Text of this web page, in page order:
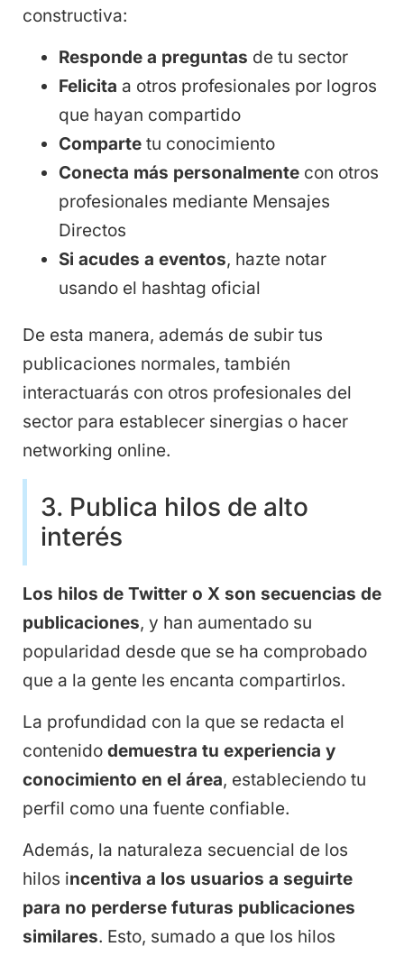
constructiva:
Responde a preguntas de tu sector
Felicita a otros profesionales por logros
que hayan compartido
Comparte tu conocimiento
Conecta más personalmente con otros
profesionales mediante Mensajes
Directos
Si acudes a eventos, hazte notar
usando el hashtag oficial
De esta manera, además de subir tus
publicaciones normales, también
interactuarás con otros profesionales del
sector para establecer sinergias o hacer
networking online.
3. Publica hilos de alto
interés
Los hilos de Twitter o X son secuencias de
publicaciones, y han aumentado su
popularidad desde que se ha comprobado
que a la gente les encanta compartirlos.
La profundidad con la que se redacta el
contenido demuestra tu experiencia y
conocimiento en el área, estableciendo tu
perfil como una fuente confiable.
Además, la naturaleza secuencial de los
hilos incentiva a los usuarios a seguirte
para no perderse futuras publicaciones
similares. Esto, sumado a que los hilos